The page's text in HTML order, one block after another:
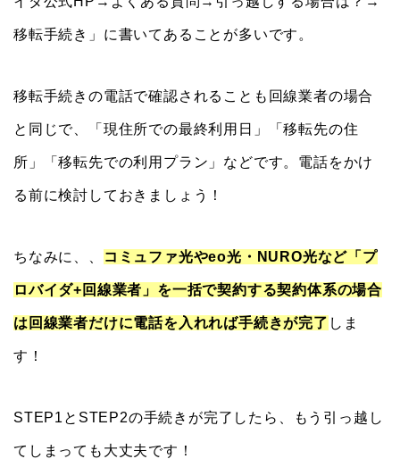
移転手続き」に書いてあることが多いです。
移転手続きの電話で確認されることも回線業者の場合
と同じで、「現住所での最終利用日」「移転先の住
所」「移転先での利用プラン」などです。電話をかけ
る前に検討しておきましょう！
ちなみに、、 コミュファ光やeo光・NURO光など「プ
ロバイダ+回線業者」を一括で契約する契約体系の場合
は回線業者だけに電話を入れれば手続きが完了 しま
す！
STEP1とSTEP2の手続きが完了したら、もう引っ越し
てしまっても大丈夫です！